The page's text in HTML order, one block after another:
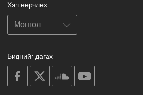
Хэл өөрчлөх
Биднийг дагах
on
facebook
soundcloud